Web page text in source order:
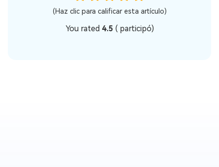
(Haz clic para calificar esta artículo)
You rated 4.5 (participó)